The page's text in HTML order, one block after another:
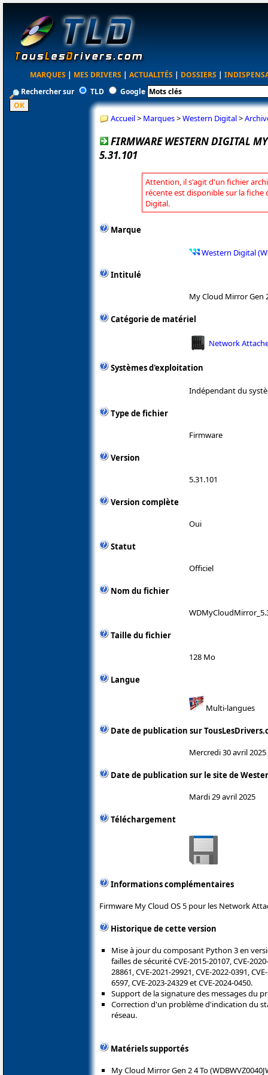
MARQUES | MES DRIVERS | ACTUALITÉS | DOSSIERS |
Rechercher sur
TLD Google
Accueil> Marques>Western Digital>
FIRMWARE WESTERN DIGITAL
5.31.101
Attention, il s'agit d'un fichier
récente est disponible sur la fiche
Digital.
Marque
Western Digital
Intitulé
My Cloud Mirror Gen
Catégorie de matériel
Network
Systèmes d'exploitation
Indépendant du
Type de fichier
Firmware
Version
5.31.101
Version complète
Oui
Statut
Officiel
Nom du fichier
Taille du fichier
128 Mo
Langue
Multi-langues
Date de publication sur
Mercredi 30 avril 2025
Date de publication sur le site de
Mardi 29 avril 2025
Téléchargement
Informations complémentaires
Firmware My Cloud OS 5 pour les Network
Historique de cette version
Mise à jour du composant Python 3 en
failles de sécurité CVE-2015-20107, CVE-
28861, CVE-2021-29921, CVE-2022-0391,
6597, CVE-2023-24329 et CVE-2024-0450.
Support de la signature des messages du
Correction d'un problème d'indication du
réseau.
Matériels supportés
My Cloud Mirror Gen 2 4 To